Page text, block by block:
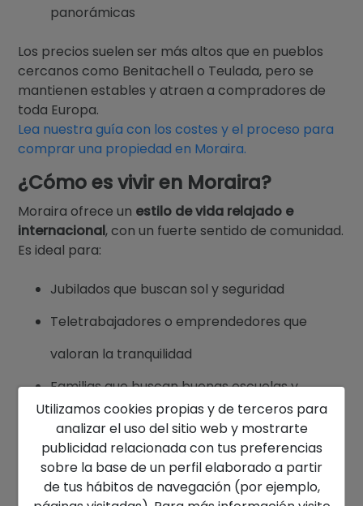
panorámicas
Los precios suelen ser más altos que en pueblos
cercanos como Benitachell o Teulada, pero se
mantienen estables y atraen a compradores de
toda Europa.
Lea nuestra guía con los costes y el proceso para
comprar una propiedad en Moraira.
¿Cómo es vivir en Moraira?
Moraira ofrece un estilo de vida relajado e
internacional, con un fuerte sentido de comunidad.
Es ideal para:
Jubilados que buscan sol y seguridad
Teletrabajadores o emprendedores que
valoran la tranquilidad
Familias que buscan buenas escuelas y
espacio
Personas que prefieren autenticidad en lugar
de turismo de masas
Utilizamos cookies propias y de terceros para
analizar el uso del sitio web y mostrarte
publicidad relacionada con tus preferencias
sobre la base de un perfil elaborado a partir
de tus hábitos de navegación (por ejemplo,